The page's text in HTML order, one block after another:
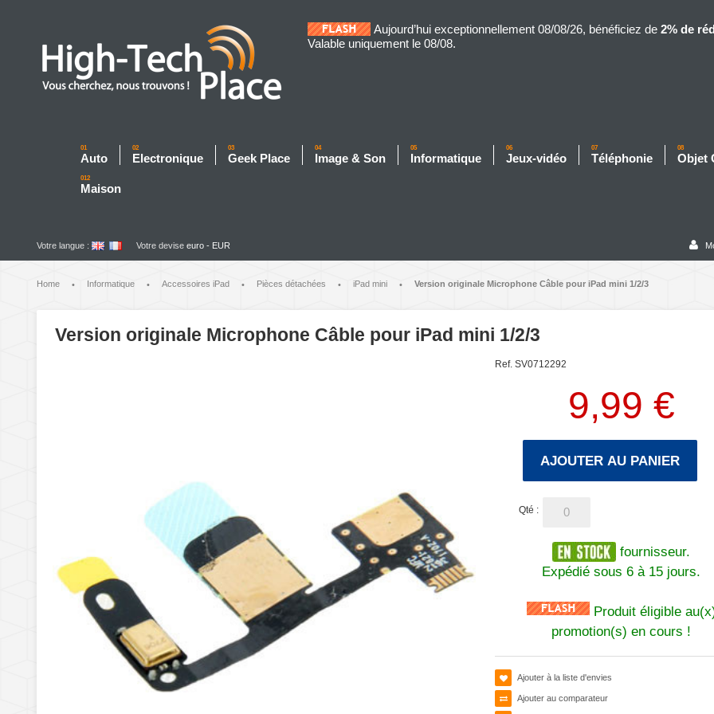
Aujourd’hui exceptionnellement 08/08/26, bénéficiez de 2% de
Valable uniquement le 08/08.
01
Auto
02
Electronique
03
Geek Place
04
Image & Son
05
Informatique
06
Jeux-vidéo
07
Téléphonie
08
Objet
012
Maison
Votre langue : Votre devise euro - EUR
Home • Informatique • Accessoires iPad • Pièces détachées • iPad mini • Version originale Microphone Câble pour iPad mini 1/2/3
Version originale Microphone Câble pour iPad mini 1/2/3
Ref. SV0712292
9,99 €
AJOUTER AU PANIER
Qté :
fournisseur.
Expédié sous 6 à 15 jours.
Produit éligible
promotion(s) en cours !
Ajouter à la liste d'envies
Ajouter au comparateur